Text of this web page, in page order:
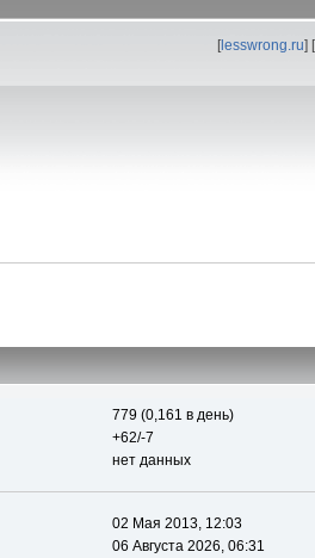
[lesswrong.ru] [
779 (0,161 в день)
+62/-7
нет данных
02 Мая 2013, 12:03
06 Августа 2026, 06:31